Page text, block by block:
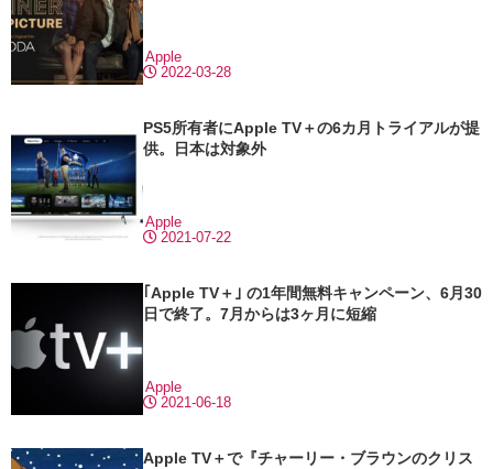
2022-03-28
Apple
PS5所有者にApple TV＋の6カ月トライアルが提
供。日本は対象外
2021-07-22
Apple
｢Apple TV＋｣ の1年間無料キャンペーン、6月30
日で終了。7月からは3ヶ月に短縮
2021-06-18
Apple
Apple TV＋で『チャーリー・ブラウンのクリス